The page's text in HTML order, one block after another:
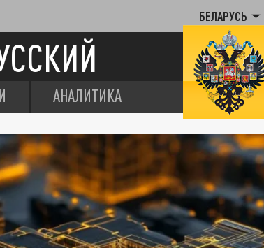
БЕЛАРУСЬ
АНАЛИТИКА